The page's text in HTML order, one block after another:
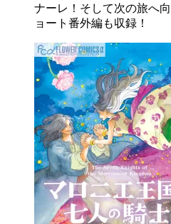
ナーレ！そして次の旅へ
ョート番外編も収録！